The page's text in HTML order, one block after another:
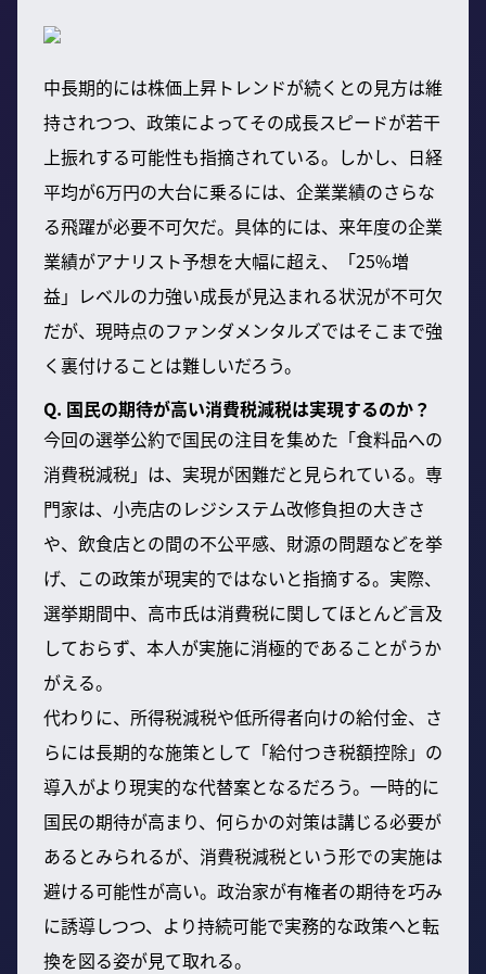
中長期的には株価上昇トレンドが続くとの見方は維
持されつつ、政策によってその成長スピードが若干
上振れする可能性も指摘されている。しかし、日経
平均が6万円の大台に乗るには、企業業績のさらな
る飛躍が必要不可欠だ。具体的には、来年度の企業
業績がアナリスト予想を大幅に超え、「25%増
益」レベルの力強い成長が見込まれる状況が不可欠
だが、現時点のファンダメンタルズではそこまで強
く裏付けることは難しいだろう。
Q. 国民の期待が高い消費税減税は実現するのか？
今回の選挙公約で国民の注目を集めた「食料品への
消費税減税」は、実現が困難だと見られている。専
門家は、小売店のレジシステム改修負担の大きさ
や、飲食店との間の不公平感、財源の問題などを挙
げ、この政策が現実的ではないと指摘する。実際、
選挙期間中、高市氏は消費税に関してほとんど言及
しておらず、本人が実施に消極的であることがうか
がえる。
代わりに、所得税減税や低所得者向けの給付金、さ
らには長期的な施策として「給付つき税額控除」の
導入がより現実的な代替案となるだろう。一時的に
国民の期待が高まり、何らかの対策は講じる必要が
あるとみられるが、消費税減税という形での実施は
避ける可能性が高い。政治家が有権者の期待を巧み
に誘導しつつ、より持続可能で実務的な政策へと転
換を図る姿が見て取れる。